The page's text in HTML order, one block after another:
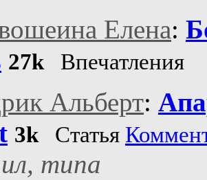
Елена:
27kВпечатления
Альберт:
3kСтатья
типа